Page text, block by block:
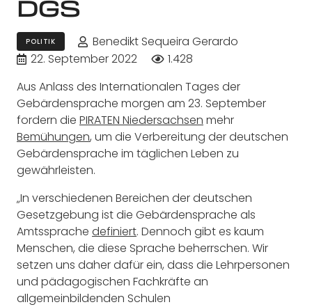
DGS
POLITIK
Benedikt Sequeira Gerardo
22. September 2022
1.428
Aus Anlass des Internationalen Tages der
Gebärdensprache morgen am 23. September
fordern die PIRATEN Niedersachsen mehr
Bemühungen, um die Verbereitung der deutschen
Gebärdensprache im täglichen Leben zu
gewährleisten.
„In verschiedenen Bereichen der deutschen
Gesetzgebung ist die Gebärdensprache als
Amtssprache definiert. Dennoch gibt es kaum
Menschen, die diese Sprache beherrschen. Wir
setzen uns daher dafür ein, dass die Lehrpersonen
und pädagogischen Fachkräfte an
allgemeinbildenden Schulen